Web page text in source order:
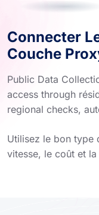
Connecter
Couche
Public Data
access through
regional checks,
Utilisez le bon type
vitesse, le coût et